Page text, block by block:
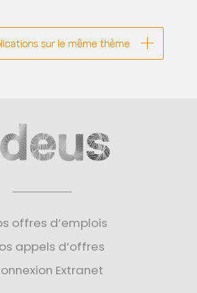
sur le même thème
offres d’emplois
appels d’offres
Extranet